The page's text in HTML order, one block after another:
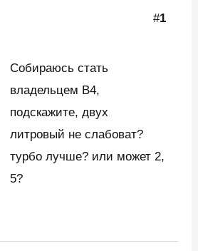
#1
Собираюсь стать
владельцем B4,
подскажите, двух
литровый не слабоват?
турбо лучше? или может 2,
5?